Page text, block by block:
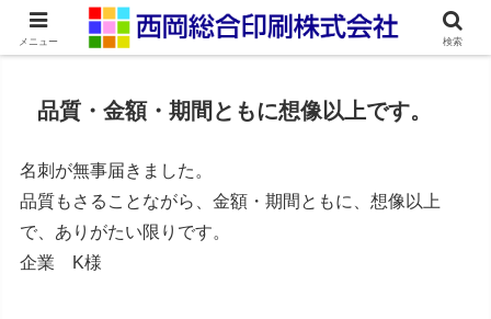
ネット印刷通販・オンデマンド印刷
品質・金額・期間ともに想像以上です。
名刺が無事届きました。
品質もさることながら、金額・期間ともに、想像以上
で、ありがたい限りです。
企業 K様
メニュー 検索